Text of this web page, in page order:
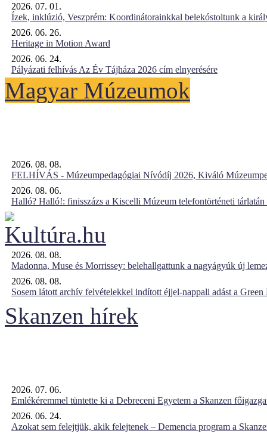
2026. 07. 01.
Ízek, inklúzió, Veszprém: Koordinátorainkkal belekóstoltunk a
2026. 06. 26.
Heritage in Motion Award
2026. 06. 24.
Pályázati felhívás Az Év Tájháza 2026 cím elnyerésére
Magyar Múzeumok
2026. 08. 08.
FELHÍVÁS - Múzeumpedagógiai Nívódíj 2026, Kiváló
2026. 08. 06.
Halló? Halló!: finisszázs a Kiscelli Múzeum telefontörténeti tárlatán
2026. 08. 08.
Madonna, Muse és Morrissey: belehallgattunk a nagyágyúk új
2026. 08. 08.
Sosem látott archív felvételekkel indított éjjel-nappali adást a Green
Skanzen hírek
2026. 07. 06.
Emlékéremmel tüntette ki a Debreceni Egyetem a Skanzen
2026. 06. 24.
Azokat sem felejtjük, akik felejtenek – Demencia program a